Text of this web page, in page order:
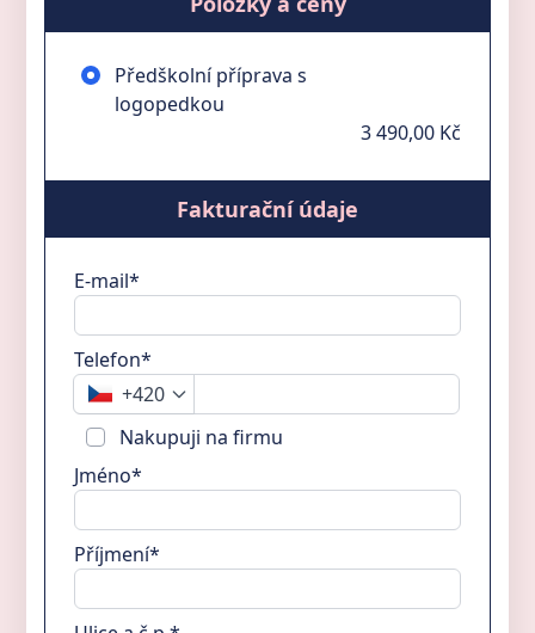
Předškolní příprava s
logopedkou
3 490,00 Kč
Fakturační údaje
E-mail*
Telefon*
+420
Nakupuji na firmu
Jméno*
Příjmení*